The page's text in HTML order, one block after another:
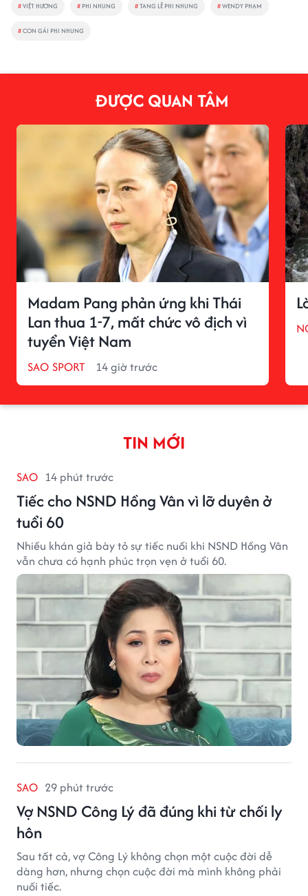
#VIỆT HƯƠNG # PHI NHUNG #TANG LỄ PHI NHUNG #WENDY PHẠM
#CON GÁI PHI NHUNG
ĐƯỢC QUAN TÂM
Madam Pang phản ứng khi Thái
Lan thua 1-7, mất chức vô địch vì
tuyển Việt Nam
SAO SPORT 14 giờ trước
TIN MỚI
SAO 14 phút trước
Tiếc cho NSND Hồng Vân vì lỡ duyên ở
tuổi 60
Nhiều khán giả bày tỏ sự tiếc nuối khi NSND Hồng Vân
vẫn chưa có hạnh phúc trọn vẹn ở tuổi 60.
SAO 29 phút trước
Vợ NSND Công Lý đã đúng khi từ chối ly
hôn
Sau tất cả, vợ Công Lý không chọn một cuộc đời dễ
dàng hơn, nhưng chọn cuộc đời mà mình không phải
nuối tiếc.